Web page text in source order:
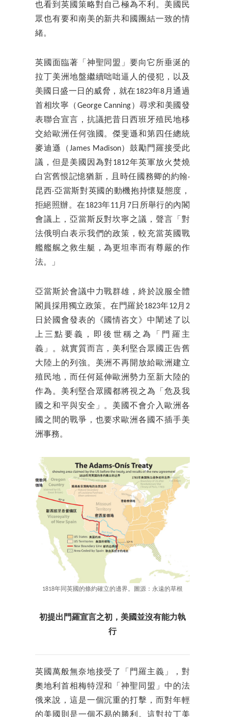
也看到英國策略對自己極為不利。美國民
眾也有要和南美的新共和國團結一致的情
緒。
英國面臨著「神聖同盟」要向它所垂涎的
拉丁美洲地盤繼續咄咄逼人的侵犯，以及
美國日盛一日的威脅，就在1823年8月通過
首相坎寧（George Canning）尋求和美國發
表聯合宣言，抗議把昔日西班牙殖民地移
交給歐洲任何強國。傑斐遜和第四任總統
麥迪遜（James Madison）鼓勵門羅接受此
議，但是美國因為對1812年英軍放火焚燒
白宮舊恨記憶猶新，且時任國務卿的約翰‧
昆西‧亞當斯對英國的動機抱持懷疑態度，
拒絕照辦。在1823年11月7日所舉行的內閣
會議上，亞當斯反對坎寧之議，聲言「對
法俄明白表示我們的政策，較充當英國戰
艦艦艉之救生艇，為更坦率而有尊嚴的作
法。」
亞當斯於會議中力戰群雄，終於說服全體
閣員採用獨立政策。在門羅於1823年12月2
日於國會發表的《國情咨文》中闡述了以
上三點要義，即後世稱之為「門羅主
義」。就實質而言，美利堅合眾國正告舊
大陸上的列強。美洲不再開放給歐洲建立
殖民地，而任何延伸歐洲勢力至新大陸的
作為。美利堅合眾國都將視之為「危及我
國之和平與安全」。美國不會介入歐洲各
國之間的戰爭，也要求歐洲各國不插手美
洲事務。
1818年同英國的條約確立的邊界。圖源：永遠的草根
初提出門羅宣言之初，美國並沒有能力執
行
英國萬般無奈地接受了「門羅主義」，對
奧地利首相梅特涅和「神聖同盟」中的法
俄來說，這是一個沉重的打擊，而對年輕
的美國則是一個不易的勝利。這對拉丁美